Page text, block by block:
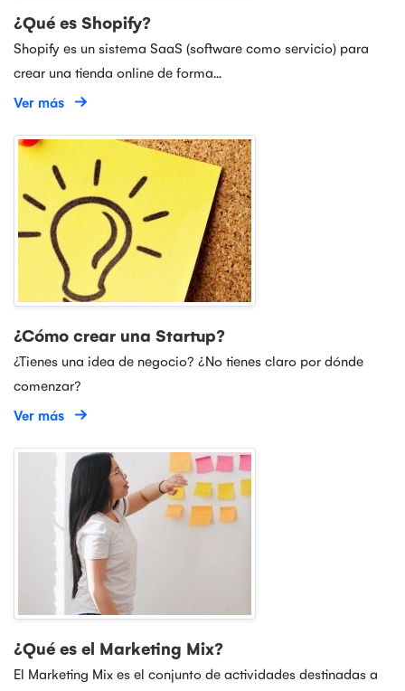
¿Qué es Shopify?
Shopify es un sistema SaaS (software como servicio) para
crear una tienda online de forma...
Ver más
¿Cómo crear una Startup?
¿Tienes una idea de negocio? ¿No tienes claro por dónde
comenzar?
Ver más
¿Qué es el Marketing Mix?
El Marketing Mix es el conjunto de actividades destinadas a